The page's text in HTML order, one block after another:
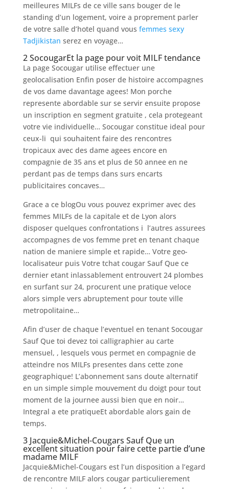
meilleures MILFs de ce ville sans bouger de le
standing d’un logement, voire a proprement parler
de votre salle d’hotel quand vous femmes sexy
Tadjikistan serez en voyage…
2 SocougarEt la page pour voit MILF tendance
La page Socougar utilise effectuer une
geolocalisation Enfin poser de histoire accompagnes
de vos dame davantage agees! Mon porche
represente abordable sur se servir ensuite propose
un inscription en segment gratuite , cela protegeant
votre vie individuelle… Socougar constitue ideal pour
ceux-li qui souhaitent faire des rencontres
tropicaux avec des dame agees encore en
compagnie de 35 ans et plus de 50 annee en ne
perdant pas de temps dans surs encarts
publicitaires concaves…
Grace a ce blogOu vous pouvez exprimer avec des
femmes MILFs de la capitale et de Lyon alors
disposer quelques confrontations i l’autres assurees
accompagnes de vos femme pret en tenant chaque
nation de maniere simple et rapide… Votre geo-
localisateur puis Votre tchat cougar Sauf Que ce
dernier etant inlassablement entrouvert 24 plombes
en surfant sur 24, procurent une pratique veloce
alors simple vers abruptement pour toute ville
metropolitaine…
Afin d’user de chaque l’eventuel en tenant Socougar
Sauf Que toi devez toi calligraphier au carte
mensuel, , lesquels vous permet en compagnie de
atteindre nos MILFs presentes dans cette zone
geographique! L’abonnement sans doute alternatif
en un simple simple mouvement du doigt pour tout
moment de la journee aussi bien que en noir…
Integral a ete pratiqueEt abordable alors gain de
temps.
3 Jacquie&Michel-Cougars Sauf Que un
excellent situation pour faire cette partie d’une
madame MILF
Jacquie&Michel-Cougars est l’un disposition a l’egard
de rencontre MILF alors cougar particulierement